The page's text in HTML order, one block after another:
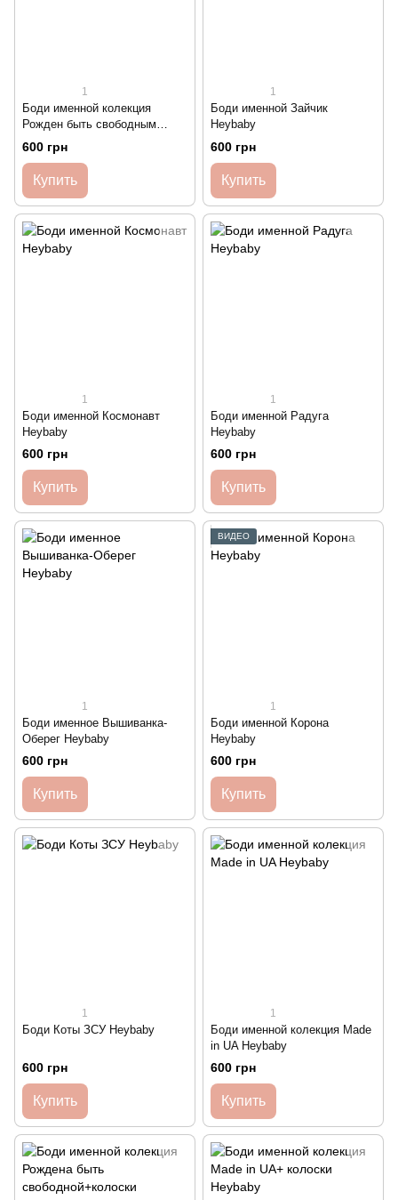
1
Боди именной колекция
Рожден быть свободным
Heybaby
600 грн
Купить
1
Боди именной Зайчик
Heybaby
600 грн
Купить
1
Боди именной Космонавт
Heybaby
600 грн
Купить
1
Боди именной Радуга
Heybaby
600 грн
Купить
1
Боди именное Вышиванка-
Оберег Heybaby
600 грн
Купить
ВИДЕО
1
Боди именной Корона
Heybaby
600 грн
Купить
1
Боди Коты ЗСУ Heybaby
600 грн
Купить
1
Боди именной колекция Made
in UA Heybaby
600 грн
Купить